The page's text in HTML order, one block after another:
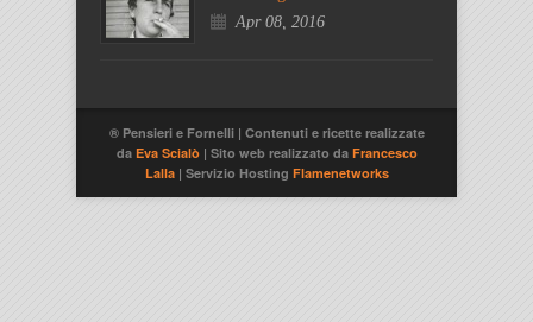
Apr 08, 2016
® Pensieri e Fornelli | Contenuti e ricette realizzate
da Eva Scialò | Sito web realizzato da Francesco
Lalla | Servizio Hosting Flamenetworks